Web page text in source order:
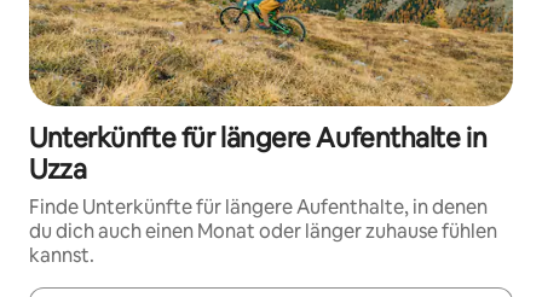
Unterkünfte für längere Aufenthalte in
Uzza
Finde Unterkünfte für längere Aufenthalte, in denen
du dich auch einen Monat oder länger zuhause fühlen
kannst.